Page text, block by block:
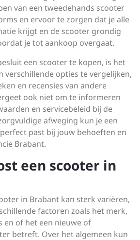
van een tweedehands scooter
en ervoor te zorgen dat je alle
krijgt en de scooter grondig
je tot aankoop overgaat.
een scooter te kopen, is het
verschillende opties te vergelijken,
en recensies van andere
ook niet om te informeren
en servicebeleid bij de
afweging kun je een
past bij jouw behoeften en
Brabant.
een scooter in
in Brabant kan sterk variëren,
factoren zoals het merk,
en of het een nieuwe of
betreft. Over het algemeen kun